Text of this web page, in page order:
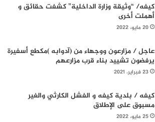
كيفه/ “وثيقة وزارة الداخلية” كشفت حقائق و
أهملت أخرى
20 مايو، 2022
عاجل / مزارعون ووجهاء من (آدوابه )مكطع أسفيرة
يرفضون تشييد بناء قرب مزارعهم
23 فبراير، 2021
كيفه / بلدية كيفه و الفشل الكارثي والغير
مسبوق على الإطلاق
25 مايو، 2022